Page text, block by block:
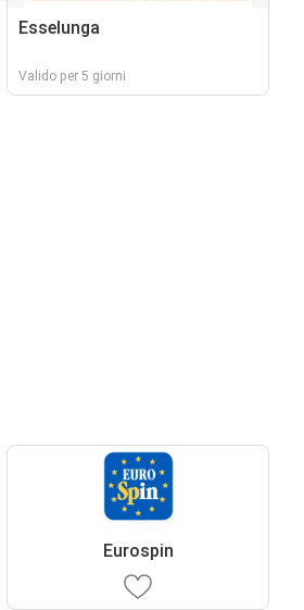
Esselunga
Valido per 5 giorni
Eurospin